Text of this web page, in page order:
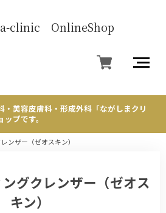
・美容皮膚科・形成外科「ながしまクリ
プです。
clinic OnlineShop
ンザー（ゼオスキン）
グクレンザー（ゼオス
キン）